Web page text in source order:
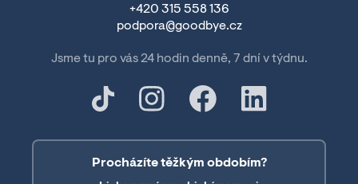
+420 315 558 136
podpora@goodbye.cz
Jsme tu pro vás 24 hodin denně, 7 dní v týdnu.
Procházíte těžkým obdobím?